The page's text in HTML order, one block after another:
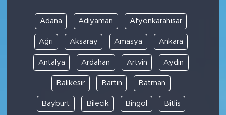
Adana Adıyaman Afyonkarahisar
Ağrı Aksaray Amasya Ankara
Antalya Ardahan Artvin Aydın
Balıkesir Bartın Batman
Bayburt Bilecik Bingöl Bitlis